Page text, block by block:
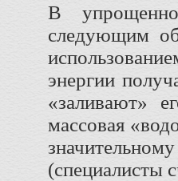
В
следующим
энергии
«заливают»
массовая
(специалисты